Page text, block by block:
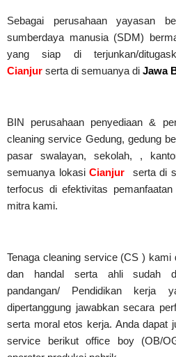
Sebagai perusahaan yayasan
sumberdaya manusia (SDM)
yang siap di terjunkan/
Cianjur serta di semuanya di Jawa
BIN perusahaan penyediaan &
cleaning service Gedung, gedung
pasar swalayan, sekolah, ,
semuanya lokasiCianjur serta di
terfocus di efektivitas
mitra kami.
Tenaga cleaning service (CS ) kami
dan handal serta ahli sudah
pandangan/ Pendidikan kerja
dipertanggung jawabkan secara
serta moral etos kerja. Anda dapat
service berikut office boy (OB/